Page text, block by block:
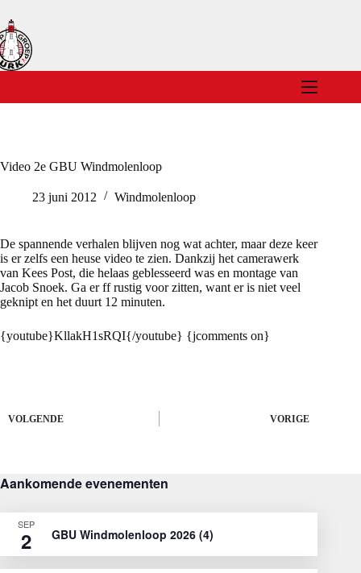
naar
de
inhoud
Video 2e GBU Windmolenloop
23 juni 2012 Windmolenloop
De spannende verhalen blijven nog wat achter, maar deze keer
is er zelfs een heuse video te zien. Dankzij het camerawerk
van Kees Post, die helaas geblesseerd was en montage van
Jacob Snoek. Ga er ff rustig voor zitten, want er is niet veel
geknipt en het duurt 12 minuten.
{youtube}KllakH1sRQI{/youtube} {jcomments on}
VORIGE
VOLGENDE
Aankomende evenementen
SEP
2 GBU Windmolenloop 2026 (4)